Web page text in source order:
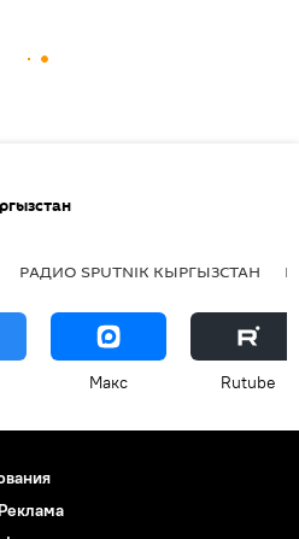
РАДИО SPUTNIK КЫРГЫЗСТАН
Макс Rutube
Реклама